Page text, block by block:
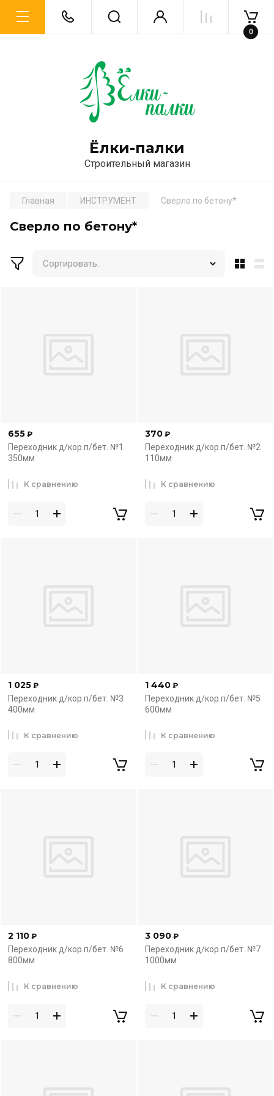
Ёлки-палки
Строительный магазин
0
Главная ИНСТРУМЕНТ Сверло по бетону*
Сверло по бетону*
Сортировать:
655 ₽
Переходник д/кор.п/бет. №1
350мм
К сравнению
370 ₽
Переходник д/кор.п/бет. №2
110мм
К сравнению
1 025 ₽
Переходник д/кор.п/бет. №3
400мм
К сравнению
1 440 ₽
Переходник д/кор.п/бет. №5
600мм
К сравнению
2 110 ₽
Переходник д/кор.п/бет. №6
800мм
К сравнению
3 090 ₽
Переходник д/кор.п/бет. №7
1000мм
К сравнению